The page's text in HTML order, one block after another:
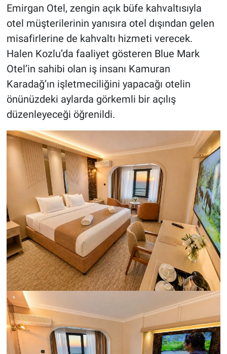
Emirgan Otel, zengin açık büfe kahvaltısıyla
otel müşterilerinin yanısıra otel dışından gelen
misafirlerine de kahvaltı hizmeti verecek.
Halen Kozlu’da faaliyet gösteren Blue Mark
Otel’in sahibi olan iş insanı Kamuran
Karadağ’ın işletmeciliğini yapacağı otelin
önünüzdeki aylarda görkemli bir açılış
düzenleyeceği öğrenildi.